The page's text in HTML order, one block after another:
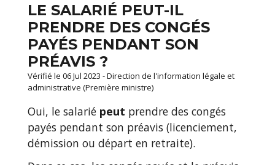
LE SALARIÉ PEUT-IL
PRENDRE DES CONGÉS
PAYÉS PENDANT SON
PRÉAVIS ?
Vérifié le 06 Jul 2023 - Direction de l'information légale et
administrative (Première ministre)
Oui, le salarié peut prendre des congés
payés pendant son préavis (licenciement,
démission ou départ en retraite).